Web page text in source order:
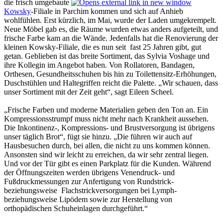
die frisch umgebaute
Kowsky-Filiale in Parchim kommen und sich auf Anhieb
wohlfühlen. Erst kürzlich, im Mai, wurde der Laden umgekrempelt.
Neue Möbel gab es, die Räume wurden etwas anders aufgeteilt, und
frische Farbe kam an die Wände. Jedenfalls hat die Renovierung der
kleinen Kowsky-Filiale, die es nun seit fast 25 Jahren gibt, gut
getan. Geblieben ist das breite Sortiment, das Sylvia Voshage und
ihre Kollegin im Angebot haben. Von Rollatoren, Bandagen,
Orthesen, Gesundheitsschuhen bis hin zu Toilettensitz-Erhöhungen,
Duschstühlen und Haltegriffen reicht die Palette. „Wir schauen, dass
unser Sortiment mit der Zeit geht“, sagt Eileen Scheel.
„Frische Farben und moderne Materialien geben den Ton an. Ein
Kompressionsstrumpf muss nicht mehr nach Krankheit aussehen.
Die Inkontinenz-, Kompressions- und Brustversorgung ist übrigens
unser täglich Brot“, fügt sie hinzu. „Die führen wir auch auf
Hausbesuchen durch, bei allen, die nicht zu uns kommen können.
Ansonsten sind wir leicht zu erreichen, da wir sehr zentral liegen.
Und vor der Tür gibt es einen Parkplatz für die Kunden. Während
der Öffnungszeiten werden übrigens Venendruck- und
Fußdruckmessungen zur Anfertigung von Rundstrick-
beziehungsweise Flachstrickversorgungen bei Lymph-
beziehungsweise Lipödem sowie zur Herstellung von
orthopädischen Schuheinlagen durchgeführt.“